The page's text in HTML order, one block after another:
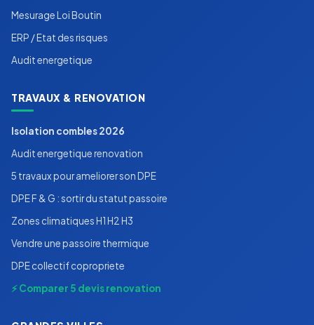
Mesurage Loi Boutin
ERP / Etat des risques
Audit energetique
TRAVAUX & RENOVATION
Isolation combles 2026
Audit energetique renovation
5 travaux pour ameliorer son DPE
DPE F & G : sortir du statut passoire
Zones climatiques H1 H2 H3
Vendre une passoire thermique
DPE collectif copropriete
⚡ Comparer 5 devis renovation